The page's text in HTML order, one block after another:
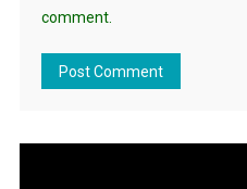
comment.